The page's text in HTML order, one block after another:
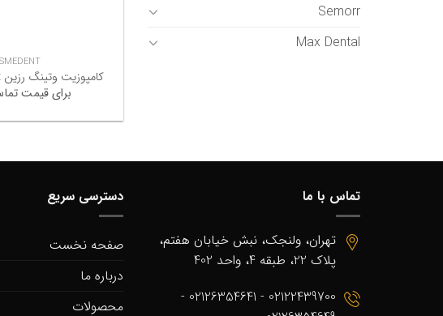
Semorr
Max Dental
کامپوزیت وتینگ رزین Brush & Sculpt
برای قیمت
تماس با ما
تهران، ولنجک، نبش خیابان هفتم،
پلاک 22، طبقه 4، واحد 402
02122439700 - 02126354641 -
دسترسی سریع
صفحه نخست
درباره ما
محصولات